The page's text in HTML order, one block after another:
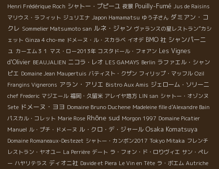
Henri Frédérique Roch シャトー・プピーユ 夜景 Pouilly-Fumé Jus de Raisins
マリウス・ラフィット ジュリエナ Japon Hamamatsu ゆう子さん ダミアン・コ
クレ Sommelier Matsumoto san ルネ・ジャン ヴァランスの星レストラン”カシ
ェット Ginza 4 cho-me ドメーヌ・ル・スカラベ イオデ BMO 社 シャンパーニ
ュ カーエム３１ マス・ロー2013年 コスタドール・フォアン Les Vignes
d'Olivier BEAUJALIEN ニコラ・レオ LES GAMAYS Berlin ラファエル・シャン
ピエ Domaine Jean Maupertuis バティスト・クザン フィリップ・マッフル Ozil
Frangins Vignerons アラン・アリエ Bistro Aux Amis ジェローム・ソリーニ
chef Frederic マジエール 福岡・久留米 アレイヤ地方 LIN san シャトー・オゾンヌ
Sete ドメーヌ・ヨヨ Domaine Bruno Duchene Madeleine fille d'Alexandre Bain
パスカル・コレット Marie Rose Rhône sud Morgon 1997 Domaine Picatier
Manuel ル・プチ・ドメーヌ ル・クロ・デ・ジャール Osaka Komatsuya
Domaine Romaneaux-Destezet シャトー・カンボン2017 Tokyo Mitaka フレンチ
レストラン・ヤオユー La Perrière デート ラ・フォン・ド・ロりヴィエ サン・ペレ
ー ハヤリテラス ディオニ社 Davide et Piera Le Vin en Tête ラ・ボエム Autriche